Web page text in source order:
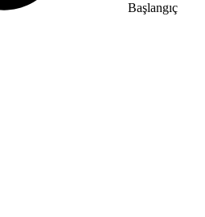
Başlangıç